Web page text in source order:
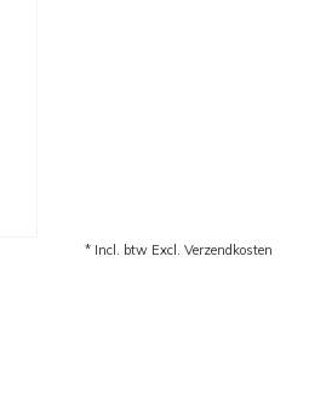
* Incl. btw Excl. Verzendkosten